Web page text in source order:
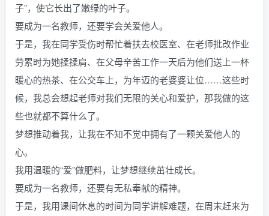
子”，使它长出了嫩绿的叶子。
要成为一名教师，还要学会关爱他人。
于是，我在同学受伤时帮忙着扶去校医室、在老师批改作业
劳累时为她揉揉肩、在父母辛苦工作一天后为他们送上一杯
暖心的热茶、在公交车上，为年迈的老婆婆让位……这些时
候，我总会想起老师对我们无限的关心和爱护，那我做的这
些也就都不算什么了。
梦想推动着我，让我在不知不觉中拥有了一颗关爱他人的
心。
我用温暖的“爱”做肥料，让梦想继续茁壮成长。
要成为一名教师，还要有无私奉献的精神。
于是，我用课间休息的时间为同学讲解难题，在周末赶来为